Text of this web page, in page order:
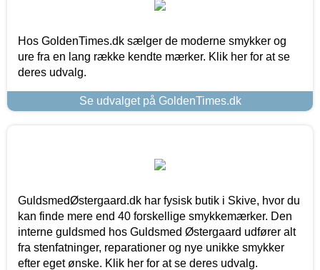
Hos GoldenTimes.dk sælger de moderne smykker og
ure fra en lang række kendte mærker. Klik her for at se
deres udvalg.
Se udvalget på GoldenTimes.dk
GuldsmedØstergaard.dk har fysisk butik i Skive, hvor du
kan finde mere end 40 forskellige smykkemærker. Den
interne guldsmed hos Guldsmed Østergaard udfører alt
fra stenfatninger, reparationer og nye unikke smykker
efter eget ønske. Klik her for at se deres udvalg.